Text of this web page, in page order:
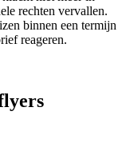
rechten vervallen.
binnen een termijn
reageren.